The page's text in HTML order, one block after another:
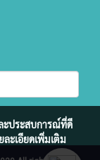
ะประสบการณ์ที่ดี
ะเอียดเพิ่มเติม